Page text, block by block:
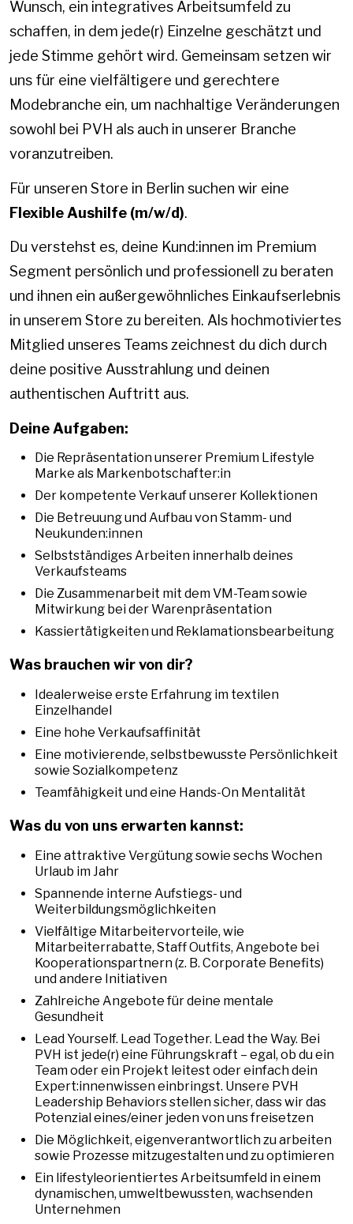
Wunsch, ein integratives Arbeitsumfeld zu
schaffen, in dem jede(r) Einzelne geschätzt und
jede Stimme gehört wird. Gemeinsam setzen wir
uns für eine vielfältigere und gerechtere
Modebranche ein, um nachhaltige Veränderungen
sowohl bei PVH als auch in unserer Branche
voranzutreiben.
Für unseren Store in Berlin suchen wir eine
Flexible Aushilfe (m/w/d).
Du verstehst es, deine Kund:innen im Premium
Segment persönlich und professionell zu beraten
und ihnen ein außergewöhnliches Einkaufserlebnis
in unserem Store zu bereiten. Als hochmotiviertes
Mitglied unseres Teams zeichnest du dich durch
deine positive Ausstrahlung und deinen
authentischen Auftritt aus.
Deine Aufgaben:
Die Repräsentation unserer Premium Lifestyle
Marke als Markenbotschafter:in
Der kompetente Verkauf unserer Kollektionen
Die Betreuung und Aufbau von Stamm- und
Neukunden:innen
Selbstständiges Arbeiten innerhalb deines
Verkaufsteams
Die Zusammenarbeit mit dem VM-Team sowie
Mitwirkung bei der Warenpräsentation
Kassiertätigkeiten und Reklamationsbearbeitung
Was brauchen wir von dir?
Idealerweise erste Erfahrung im textilen
Einzelhandel
Eine hohe Verkaufsaffinität
Eine motivierende, selbstbewusste Persönlichkeit
sowie Sozialkompetenz
Teamfähigkeit und eine Hands-On Mentalität
Was du von uns erwarten kannst:
Eine attraktive Vergütung sowie sechs Wochen
Urlaub im Jahr
Spannende interne Aufstiegs- und
Weiterbildungsmöglichkeiten
Vielfältige Mitarbeitervorteile, wie
Mitarbeiterrabatte, Staff Outfits, Angebote bei
Kooperationspartnern (z. B. Corporate Benefits)
und andere Initiativen
Zahlreiche Angebote für deine mentale
Gesundheit
Lead Yourself. Lead Together. Lead the Way. Bei
PVH ist jede(r) eine Führungskraft – egal, ob du ein
Team oder ein Projekt leitest oder einfach dein
Expert:innenwissen einbringst. Unsere PVH
Leadership Behaviors stellen sicher, dass wir das
Potenzial eines/einer jeden von uns freisetzen
Die Möglichkeit, eigenverantwortlich zu arbeiten
sowie Prozesse mitzugestalten und zu optimieren
Ein lifestyleorientiertes Arbeitsumfeld in einem
dynamischen, umweltbewussten, wachsenden
Unternehmen